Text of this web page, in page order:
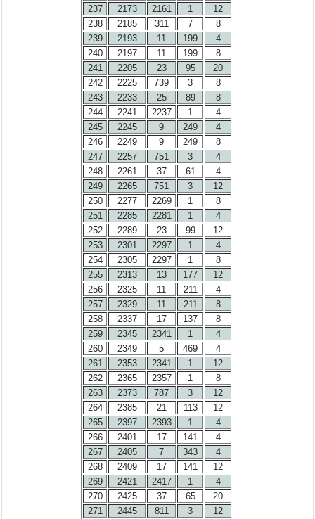
237
2173 2161 1
12
238
2185 311 7
8
239
2193 11 199
4
240
2197 11 199
8
241
2205 23 95
20
242
2225 739 3
8
243
2233 25 89
8
244
2241 2237 1
4
245
2245 9 249
4
246
2249 9 249
8
247
2257 751 3
4
248
2261 37 61
4
249
2265 751 3
12
250
2277 2269 1
8
251
2285 2281 1
4
252
2289 23 99
12
253
2301 2297 1
4
254
2305 2297 1
8
255
2313 13 177
12
256
2325 11 211
4
257
2329 11 211
8
258
2337 17 137
8
259
2345 2341 1
4
260
2349 5 469
4
261
2353 2341 1
12
262
2365 2357 1
8
263
2373 787 3
12
264
2385 21 113
12
265
2397 2393 1
4
266
2401 17 141
4
267
2405 7 343
4
268
2409 17 141
12
269
2421 2417 1
4
270
2425 37 65
20
271
2445 811 3
12